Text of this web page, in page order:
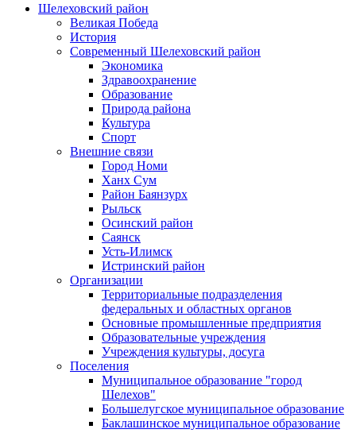
Шелеховский район
Великая Победа
История
Современный Шелеховский район
Экономика
Здравоохранение
Образование
Природа района
Культура
Спорт
Внешние связи
Город Номи
Ханх Сум
Район Баянзурх
Рыльск
Осинский район
Саянск
Усть-Илимск
Истринский район
Организации
Территориальные подразделения
федеральных и областных органов
Основные промышленные предприятия
Образовательные учреждения
Учреждения культуры, досуга
Поселения
Муниципальное образование "город
Шелехов"
Большелугское муниципальное образование
Баклашинское муниципальное образование